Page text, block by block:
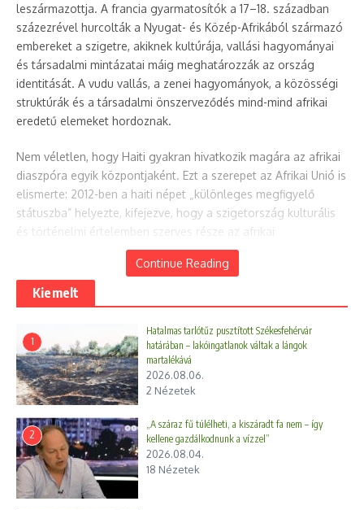
leszármazottja. A francia gyarmatosítók a 17–18. században
százezrével hurcolták a Nyugat- és Közép-Afrikából származó
embereket a szigetre, akiknek kultúrája, vallási hagyományai
és társadalmi mintázatai máig meghatározzák az ország
identitását. A vudu vallás, a zenei hagyományok, a közösségi
struktúrák és a társadalmi önszerveződés mind-mind afrikai
eredetű elemeket hordoznak.
Nem véletlen, hogy Haiti gyakran hivatkozik magára az afrikai
diaszpóra egyik központjaként. Ezt a szerepet az Afrikai Unió is
elismerte: 2012-ben a haiti népet „különleges megfigyelő
státuszba” helyezte, kifejezve, hogy a szigetország kulturális
és történelmi értelemben szerves része az afrikai
A haiti forradalom mint afrikai inspiráció
Haiti 1804-ben vált a világ első független fekete
köztársaságává, miután a rabszolgák sikeres felkelést
indítottak a gyarmati uralom ellen. A haiti forradalom nemcsak
a Karib-térségben, hanem Afrikában is szimbolikus
jelentőségűvé vált: a 20. század függetlenségi mozgalmai
gyakran tekintettek példaként a haiti szabadságharcra, amely
bizonyította, hogy a gyarmati rendszer megdönthető.
Afrikai békefenntartók Haitin
Continue Reading
Kiemelt
1
Hatalmas tarlótűz pusztított Székesfehérvár
határában – lakóingatlanok váltak a lángok
martalékává
2026.08.06.
2 Nézetek
2
„A száraz fű túlélheti, a kiszáradt fa nem – így
kellene gazdálkodnunk a vízzel”
2026.08.04.
18 Nézetek